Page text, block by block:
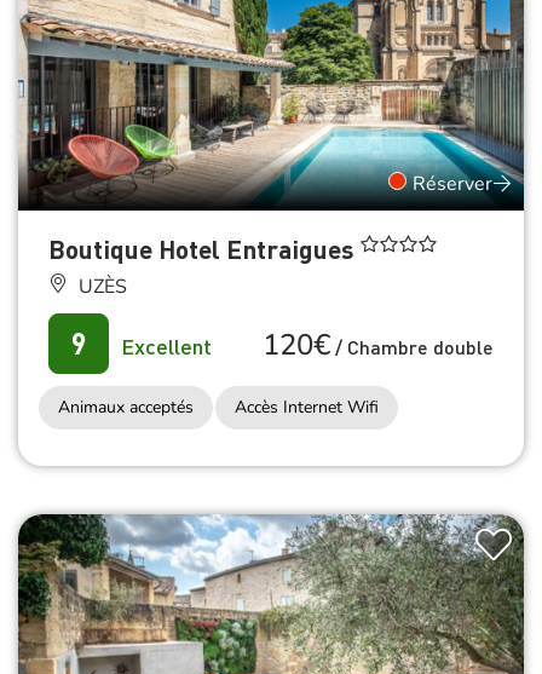
Réserver
Boutique Hotel Entraigues
UZÈS
9 Excellent 120€/ Chambre double
Animaux acceptés Accès Internet Wifi